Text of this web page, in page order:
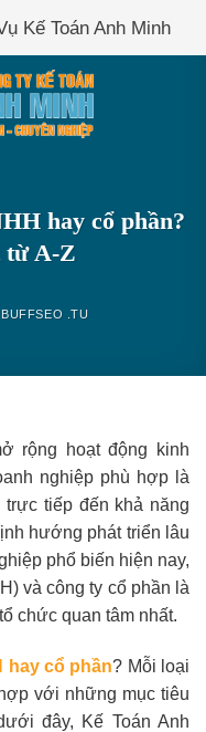
Kế Toán Anh Minh
hay cổ phần?
từ A-Z
BUFFSEO .TU
rộng hoạt động kinh
nghiệp phù hợp là
tiếp đến khả năng
hướng phát triển lâu
phổ biến hiện nay,
và công ty cổ phần là
chức quan tâm nhất.
hay cổ phần? Mỗi loại
với những mục tiêu
đây, Kế Toán Anh